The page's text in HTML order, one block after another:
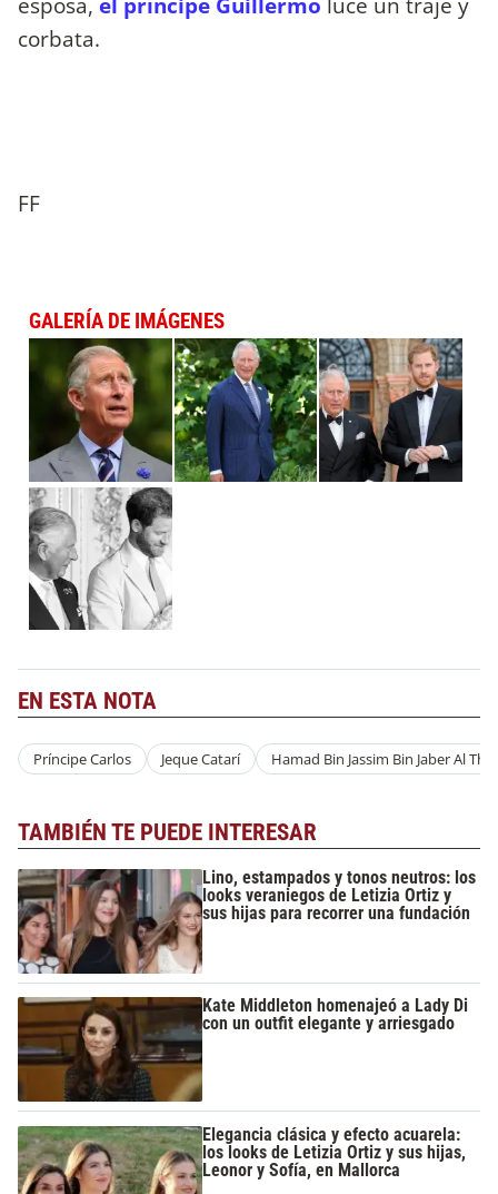
corbata.
FF
GALERÍA DE IMÁGENES
EN ESTA NOTA
Príncipe Carlos Jeque Catarí Hamad Bin Jassim Bin Jaber Al
TAMBIÉN TE PUEDE INTERESAR
Lino, estampados y tonos neutros: los
looks veraniegos de Letizia Ortiz y
sus hijas para recorrer una fundación
Kate Middleton homenajeó a Lady Di
con un outfit elegante y arriesgado
Elegancia clásica y efecto acuarela:
los looks de Letizia Ortiz y sus hijas,
Leonor y Sofía, en Mallorca